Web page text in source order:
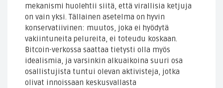
mekanismi huolehtii siitä, että virallisia ketjuja
on vain yksi. Tällainen asetelma on hyvin
konservatiivinen: muutos, joka ei hyödytä
vakiintuneita pelureita, ei toteudu koskaan.
Bitcoin-verkossa saattaa tietysti olla myös
idealismia, ja varsinkin alkuaikoina suuri osa
osallistujista tuntui olevan aktivisteja, jotka
olivat innoissaan keskusvallasta